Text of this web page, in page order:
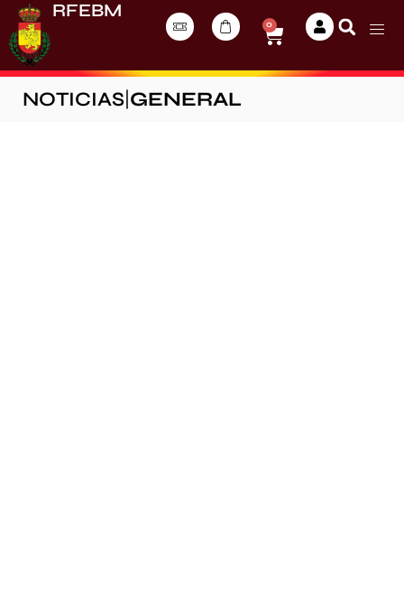
RFEBM
0
NOTICIAS GENERAL